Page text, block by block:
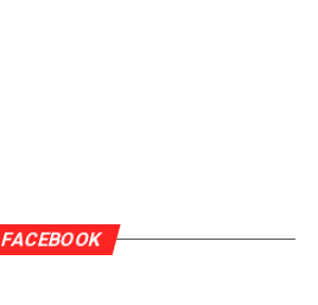
FACEBOOK